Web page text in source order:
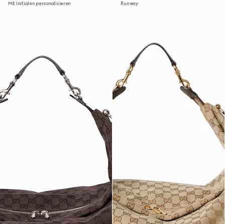
Mit Initialen personalisieren Runway